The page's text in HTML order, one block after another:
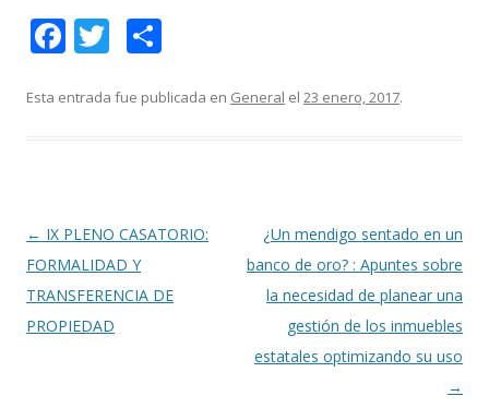
F
e
k
T
itt m
r
Esta entrada fue publicada en General el 23 enero, 2017.
Navegación
de
entradas
← IX PLENO CASATORIO:
FORMALIDAD Y
TRANSFERENCIA DE
PROPIEDAD
¿Un mendigo sentado en un
banco de oro? : Apuntes sobre
la necesidad de planear una
gestión de los inmuebles
estatales optimizando su uso
→